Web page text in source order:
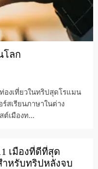
โลก
งเที่ยวในทริปสุดโรแมน
สเรียนภาษาในต่าง
ต์เมืองท...
เมืองที่ดีที่สุด
ำหรับทริปหลังจบ